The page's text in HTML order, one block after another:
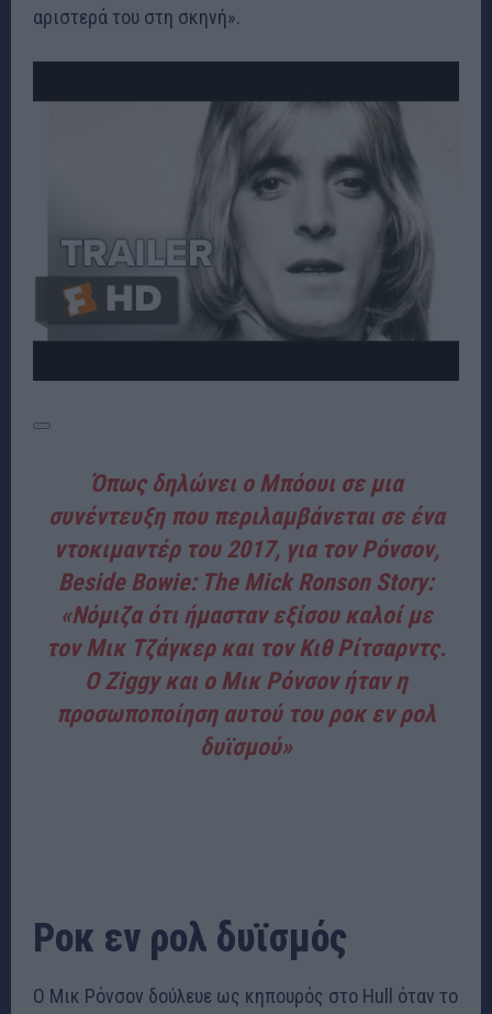
αριστερά του στη σκηνή».
Όπως δηλώνει ο Μπόουι σε μια
συνέντευξη που περιλαμβάνεται σε ένα
ντοκιμαντέρ του 2017, για τον Ρόνσον,
Beside Bowie: The Mick Ronson Story:
«Νόμιζα ότι ήμασταν εξίσου καλοί με
τον Μικ Τζάγκερ και τον Κιθ Ρίτσαρντς.
Ο Ziggy και ο Μικ Ρόνσον ήταν η
προσωποποίηση αυτού του ροκ εν ρολ
δυϊσμού»
Ροκ εν ρολ δυϊσμός
Ο Μικ Ρόνσον δούλευε ως κηπουρός στο Hull όταν το